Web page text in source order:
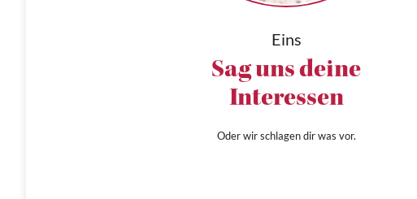
Eins
Sag uns deine
Interessen
Oder wir schlagen dir was vor.